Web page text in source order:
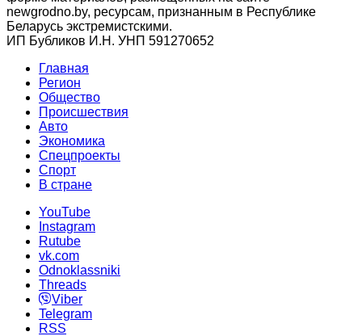
newgrodno.by, ресурсам, признанным в Республике
Беларусь экстремистскими.
ИП Бубликов И.Н. УНП 591270652
Главная
Регион
Общество
Происшествия
Авто
Экономика
Спецпроекты
Cпорт
В стране
YouTube
Instagram
Rutube
vk.com
Odnoklassniki
Threads
Viber
Telegram
RSS